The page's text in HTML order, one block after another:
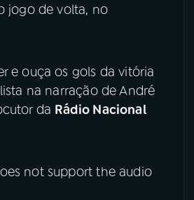
jogo de volta, no
e ouça os gols da vitória
na narração de André
da Rádio Nacional
not support the audio